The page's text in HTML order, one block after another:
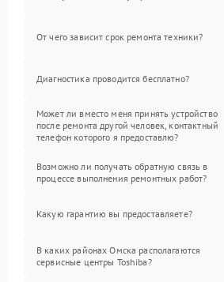
От чего зависит срок ремонта техники?
Диагностика проводится бесплатно?
Может ли вместо меня принять устройство
после ремонта другой человек, контактный
телефон которого я предоставлю?
Возможно ли получать обратную связь в
процессе выполнения ремонтных работ?
Какую гарантию вы предоставляете?
В каких районах Омска располагаются
сервисные центры Toshiba?